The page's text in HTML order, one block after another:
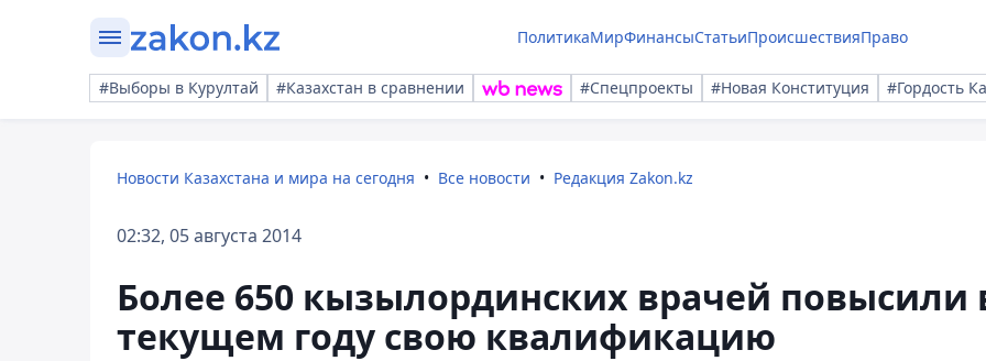
ПолитикаМирФинансыСтатьиПроисшествияПраво
#Выборы в Курултай #Казахстан в сравнении #Спецпроекты #Новая Конституция #Гордость
Новости Казахстана и мира на сегодня Все новости Редакция Zakon.kz
02:32, 05 августа 2014
Более 650 кызылординских врачей повысили
текущем году свою квалификацию